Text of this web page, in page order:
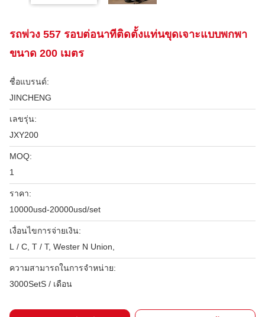
รถพ่วง 557 รอบต่อนาทีติดตั้งแท่นขุดเจาะแบบพกพา
ขนาด 200 เมตร
ชื่อแบรนด์:
JINCHENG
เลขรุ่น:
JXY200
MOQ:
1
ราคา:
10000usd-20000usd/set
เงื่อนไขการจ่ายเงิน:
L / C, T / T, Wester N Union,
ความสามารถในการจําหน่าย:
3000SetS / เดือน